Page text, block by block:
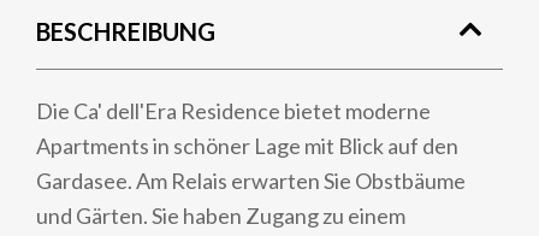
BESCHREIBUNG
Die Ca' dell'Era Residence bietet moderne
Apartments in schöner Lage mit Blick auf den
Gardasee. Am Relais erwarten Sie Obstbäume
und Gärten. Sie haben Zugang zu einem